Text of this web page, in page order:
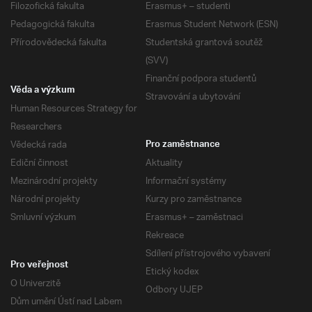
Filozofická fakulta
Pedagogická fakulta
Přírodovědecká fakulta
Erasmus+ – studenti
Erasmus Student Network (ESN)
Studentská grantová soutěž
(SVV)
Finanční podpora studentů
Stravování a ubytování
Věda a výzkum
Human Resources Strategy for
Researchers
Vědecká rada
Ediční činnost
Mezinárodní projekty
Národní projekty
Smluvní výzkum
Pro zaměstnance
Aktuality
Informační systémy
Kurzy pro zaměstnance
Erasmus+ – zaměstnaci
Rekreace
Sdílení přístrojového vybavení
Etický kodex
Odbory UJEP
Pro veřejnost
O Univerzitě
Dům umění Ústí nad Labem